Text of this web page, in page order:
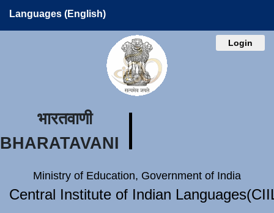
Languages (English)
Login
भारतवाणी
BHARATAVANI
Ministry of Education, Government of India
Central Institute of Indian